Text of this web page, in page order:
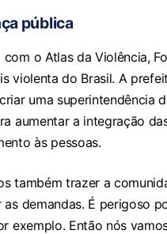
pública
o Atlas da Violência,
violenta do Brasil. A
uma superintendência
aumentar a integração
às pessoas.
também trazer a
as demandas. É perigoso
exemplo. Então nós